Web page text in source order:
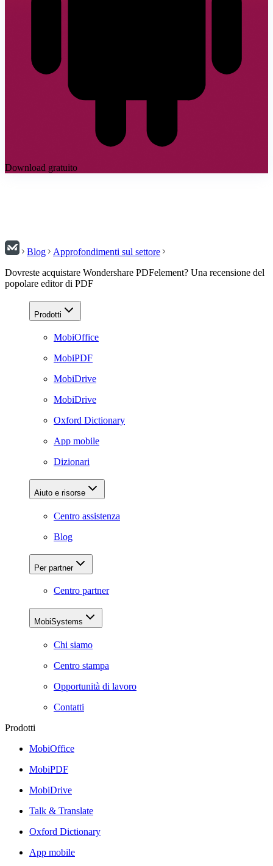
Download gratuito
Blog
Approfondimenti sul settore
Dovreste acquistare Wondershare PDFelement? Una recensione del
popolare editor di PDF
Prodotti
MobiOffice
MobiPDF
MobiDrive
MobiDrive
Oxford Dictionary
App mobile
Dizionari
Aiuto e risorse
Centro assistenza
Blog
Per partner
Centro partner
MobiSystems
Chi siamo
Centro stampa
Opportunità di lavoro
Contatti
Prodotti
MobiOffice
MobiPDF
MobiDrive
Talk & Translate
Oxford Dictionary
App mobile